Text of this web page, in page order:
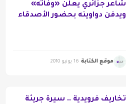
شاعر جزائري يعلن «وفاته»
ويدفن دواوينه بحضور الأصدقاء
موقع الكتابة 16 يونيو 2010
تخاريف فرويدية .. سيرة جريئة